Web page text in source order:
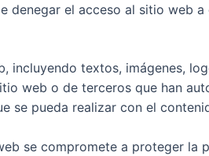
denegar el acceso al sitio web
incluyendo textos, imágenes,
web o de terceros que han
se pueda realizar con el
se compromete a proteger la